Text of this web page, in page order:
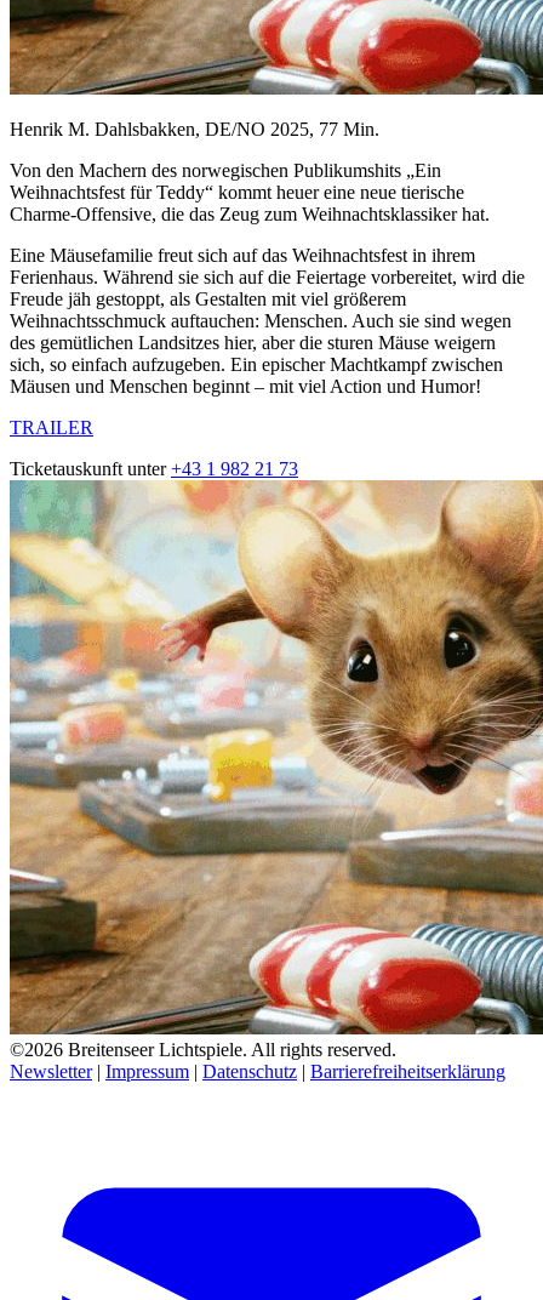
Henrik M. Dahlsbakken, DE/NO 2025, 77 Min.
Von den Machern des norwegischen Publikumshits „Ein
Weihnachtsfest für Teddy“ kommt heuer eine neue tierische
Charme-Offensive, die das Zeug zum Weihnachtsklassiker hat.
Eine Mäusefamilie freut sich auf das Weihnachtsfest in ihrem
Ferienhaus. Während sie sich auf die Feiertage vorbereitet, wird die
Freude jäh gestoppt, als Gestalten mit viel größerem
Weihnachtsschmuck auftauchen: Menschen. Auch sie sind wegen
des gemütlichen Landsitzes hier, aber die sturen Mäuse weigern
sich, so einfach aufzugeben. Ein epischer Machtkampf zwischen
Mäusen und Menschen beginnt – mit viel Action und Humor!
TRAILER
Ticketauskunft unter+43 1 982 21 73
©2026 Breitenseer Lichtspiele. All rights reserved.
Newsletter| Impressum | Datenschutz | Barrierefreiheitserklärung